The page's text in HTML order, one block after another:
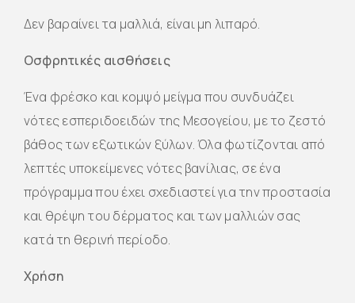
Δεν βαραίνει τα μαλλιά, είναι μη λιπαρό.
Οσφρητικές αισθήσεις
Ένα φρέσκο ​​και κομψό μείγμα που συνδυάζει
νότες εσπεριδοειδών της Μεσογείου, με το ζεστό
βάθος των εξωτικών ξύλων. Όλα φωτίζονται από
λεπτές υποκείμενες νότες βανίλιας, σε ένα
πρόγραμμα που έχει σχεδιαστεί για την προστασία
και θρέψη του δέρματος και των μαλλιών σας
κατά τη θερινή περίοδο.
Χρήση